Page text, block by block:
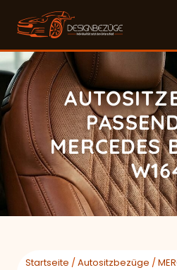
MERCEDES
Startseite /Autositzbezüge /